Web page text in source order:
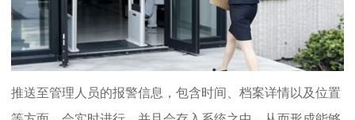
推送至管理人员的报警信息，包含时间、档案详情以及位置